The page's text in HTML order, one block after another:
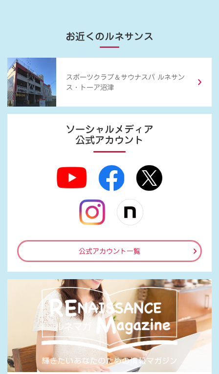
お近くのルネサンス
スポーツクラブ ＆ サウナスパ ルネサン
ス・トーア沼津
ソーシャルメディア
公式アカウント
公式アカウント一覧